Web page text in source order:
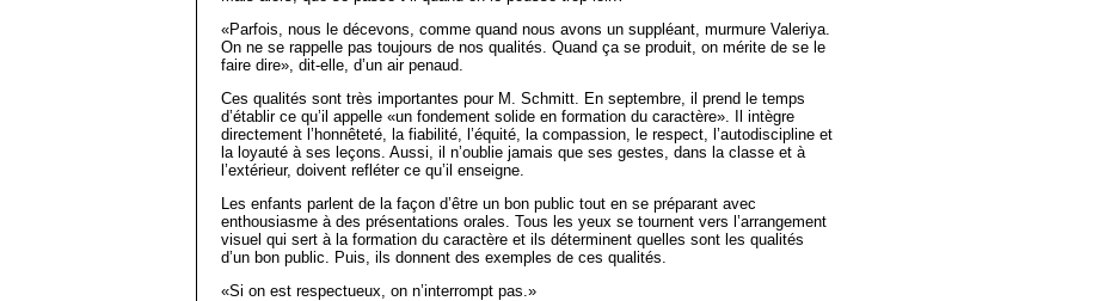
«Parfois, nous le décevons, comme quand nous avons un suppléant, murmure Valeriya.
On ne se rappelle pas toujours de nos qualités. Quand ça se produit, on mérite de se le
faire dire», dit-elle, d’un air penaud.
Ces qualités sont très importantes pour M. Schmitt. En septembre, il prend le temps
d’établir ce qu’il appelle «un fondement solide en formation du caractère». Il intègre
directement l’honnêteté, la fiabilité, l’équité, la compassion, le respect, l’autodiscipline et
la loyauté à ses leçons. Aussi, il n’oublie jamais que ses gestes, dans la classe et à
l’extérieur, doivent refléter ce qu’il enseigne.
Les enfants parlent de la façon d’être un bon public tout en se préparant avec
enthousiasme à des présentations orales. Tous les yeux se tournent vers l’arrangement
visuel qui sert à la formation du caractère et ils déterminent quelles sont les qualités
d’un bon public. Puis, ils donnent des exemples de ces qualités.
«Si on est respectueux, on n’interrompt pas.»